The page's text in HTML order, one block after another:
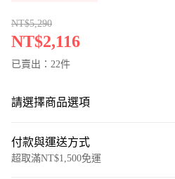
NT$5,290
NT$2,116
已賣出：22件
請選擇商品選項
付款與運送方式
超取滿NT$1,500免運